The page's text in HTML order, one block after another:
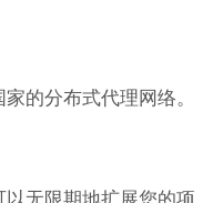
的分布式代理网络。
无限期地扩展您的项